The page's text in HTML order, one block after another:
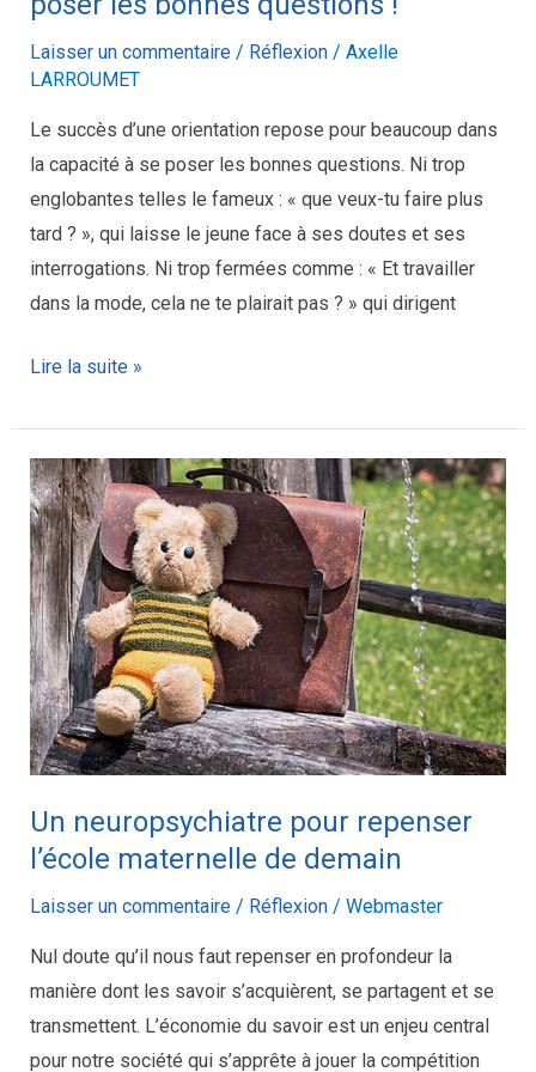
Laisser un commentaire / Réflexion/ Axelle
LARROUMET
Le succès d’une orientation repose pour beaucoup dans
la capacité à se poser les bonnes questions. Ni trop
englobantes telles le fameux : « que veux-tu faire plus
tard ? », qui laisse le jeune face à ses doutes et ses
interrogations. Ni trop fermées comme : « Et travailler
dans la mode, cela ne te plairait pas ? » qui dirigent
Lire la suite »
Un neuropsychiatre pour repenser
l’école maternelle de demain
Laisser un commentaire / Réflexion/ Webmaster
Nul doute qu’il nous faut repenser en profondeur la
manière dont les savoir s’acquièrent, se partagent et se
transmettent. L’économie du savoir est un enjeu central
pour notre société qui s’apprête à jouer la compétition
Un
neuropsychiatre
pour
repenser
l’école
maternelle
de
demain